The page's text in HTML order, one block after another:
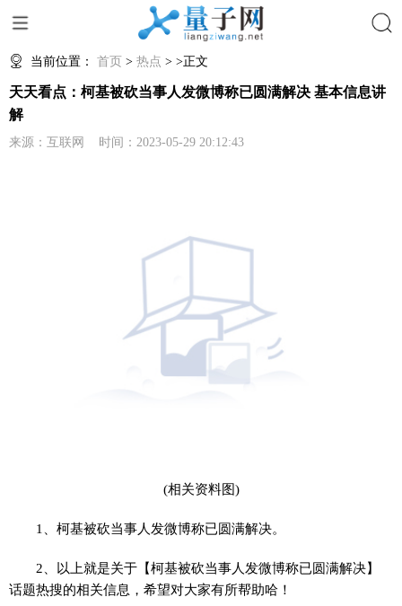
当前位置： 首页 > 热点 > >正文
天天看点：柯基被砍当事人发微博称已圆满解决 基本信息讲
解
来源：互联网 时间：2023-05-29 20:12:43
(相关资料图)
1、柯基被砍当事人发微博称已圆满解决。
2、以上就是关于【柯基被砍当事人发微博称已圆满解决】
话题热搜的相关信息，希望对大家有所帮助哈！